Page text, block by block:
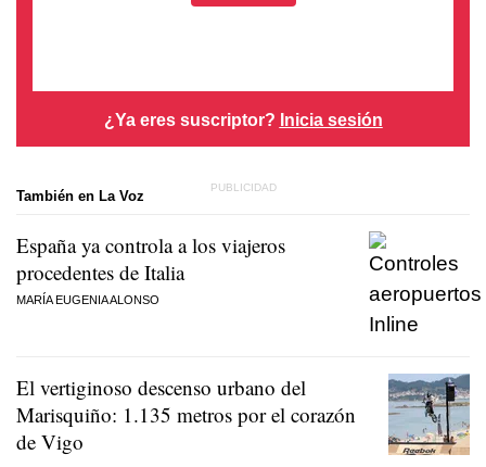
¿Ya eres suscriptor? Inicia sesión
También en La Voz
España ya controla a los viajeros
procedentes de Italia
MARÍA EUGENIA ALONSO
El vertiginoso descenso urbano del
Marisquiño: 1.135 metros por el corazón
de Vigo